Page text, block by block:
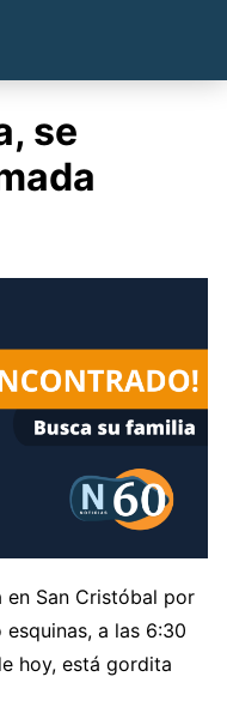
se
en San Cristóbal por
a las 6:30
hoy, está gordita